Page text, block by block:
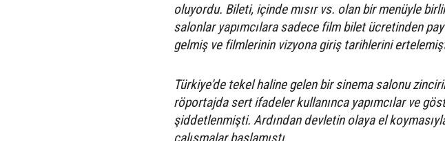
oluyordu. Bileti, içinde mısır vs. olan bir menüyle
salonlar yapımcılara sadece film bilet ücretinden
gelmiş ve filmlerinin vizyona giriş tarihlerini
Türkiye'de tekel haline gelen bir sinema salonu
röportajda sert ifadeler kullanınca yapımcılar ve
şiddetlenmişti. Ardından devletin olaya el